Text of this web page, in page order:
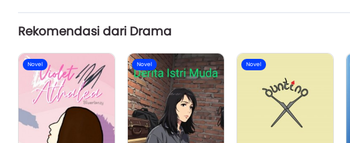
Rekomendasi dari Drama
Novel Novel Novel